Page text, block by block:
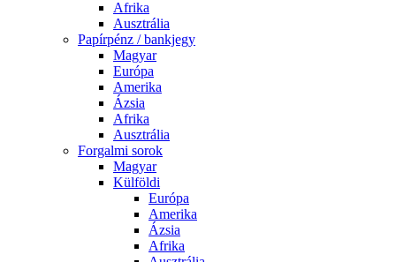
Afrika
Ausztrália
Papírpénz / bankjegy
Magyar
Európa
Amerika
Ázsia
Afrika
Ausztrália
Forgalmi sorok
Magyar
Külföldi
Európa
Amerika
Ázsia
Afrika